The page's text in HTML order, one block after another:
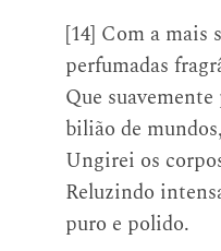
[14] Com a mais
perfumadas
Que
bilião de mundos,
Ungirei os
Reluzindo
puro e polido.